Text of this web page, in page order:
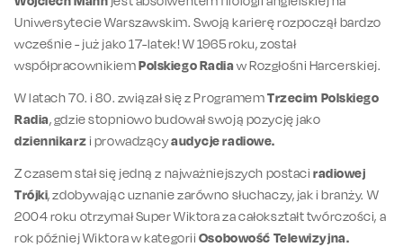
Uniwersytecie Warszawskim. Swoją karierę rozpoczął bardzo
wcześnie - już jako 17-latek! W 1965 roku, został
współpracownikiemPolskiego Radiaw Rozgłośni Harcerskiej.
W latach 70. i 80. związał się z ProgramemTrzecim Polskiego
Radia, gdzie stopniowo budował swoją pozycję jako
dziennikarzi prowadzącyaudycje radiowe.
Z czasem stał się jedną z najważniejszych postaci radiowej
Trójki, zdobywając uznanie zarówno słuchaczy, jak i branży. W
2004 roku otrzymał Super Wiktora za całokształt twórczości, a
rok później Wiktora w kategorii Osobowość Telewizyjna.